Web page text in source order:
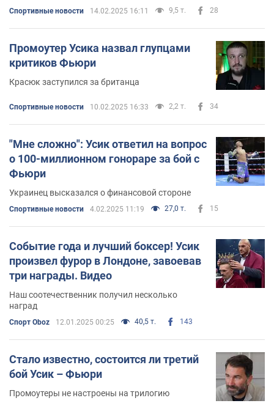
Спортивные новости 14.02.2025 16:11 9,5 т. 28
Промоутер Усика назвал глупцами
критиков Фьюри
Красюк заступился за британца
Спортивные новости 10.02.2025 16:33 2,2 т. 34
"Мне сложно": Усик ответил на вопрос
о 100-миллионном гонораре за бой с
Фьюри
Украинец высказался о финансовой стороне
Спортивные новости 4.02.2025 11:19 27,0 т. 15
Событие года и лучший боксер! Усик
произвел фурор в Лондоне, завоевав
три награды. Видео
Наш соотечественник получил несколько
наград
Спорт Oboz 12.01.2025 00:25 40,5 т. 143
Стало известно, состоится ли третий
бой Усик – Фьюри
Промоутеры не настроены на трилогию